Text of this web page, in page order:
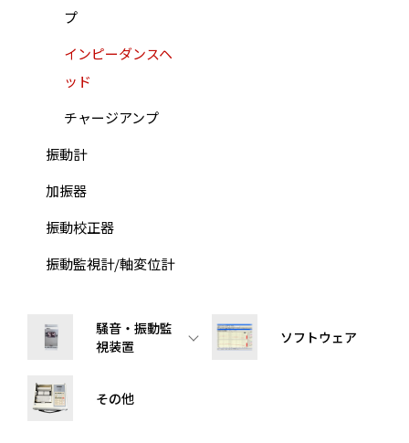
プ
インピーダンスヘ
ッド
チャージアンプ
振動計
加振器
振動校正器
振動監視計/軸変位計
騒音・振動監
視装置
ソフトウェア
その他